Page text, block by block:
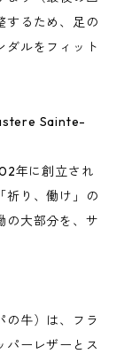
するため、足の
ダルをフィット
Sainte-
年に創立され
祈り、働け」の
の大部分を、サ
の牛）は、フラ
パーレザーとス